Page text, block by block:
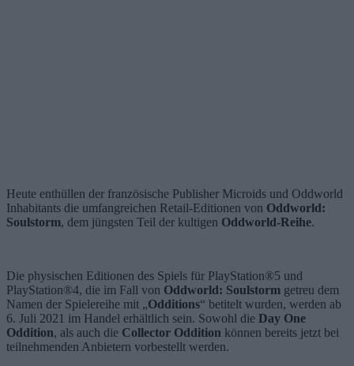
Heute enthüllen der französische Publisher Microids und Oddworld
Inhabitants die umfangreichen Retail-Editionen von Oddworld:
Soulstorm, dem jüngsten Teil der kultigen Oddworld-Reihe.
Die physischen Editionen des Spiels für PlayStation®5 und
PlayStation®4, die im Fall von Oddworld: Soulstorm getreu dem
Namen der Spielereihe mit „Odditions“ betitelt wurden, werden ab
6. Juli 2021 im Handel erhältlich sein. Sowohl die Day One
Oddition, als auch die Collector Oddition können bereits jetzt bei
teilnehmenden Anbietern vorbestellt werden.